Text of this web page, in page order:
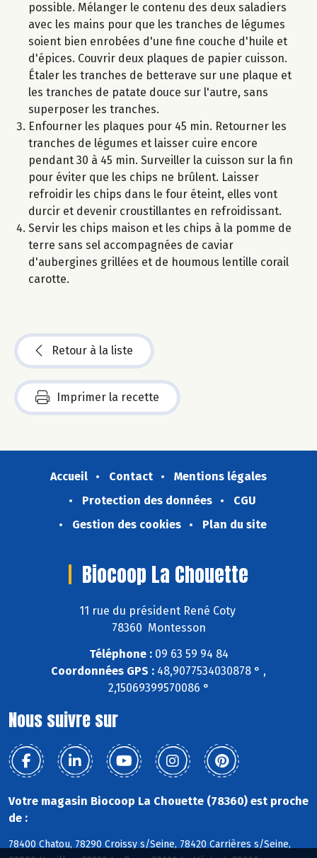
possible. Mélanger le contenu des deux saladiers
avec les mains pour que les tranches de légumes
soient bien enrobées d'une fine couche d'huile et
d'épices. Couvrir deux plaques de papier cuisson.
Étaler les tranches de betterave sur une plaque et
les tranches de patate douce sur l'autre, sans
superposer les tranches.
Enfourner les plaques pour 45 min. Retourner les
tranches de légumes et laisser cuire encore
pendant 30 à 45 min. Surveiller la cuisson sur la fin
pour éviter que les chips ne brûlent. Laisser
refroidir les chips dans le four éteint, elles vont
durcir et devenir croustillantes en refroidissant.
Servir les chips maison et les chips à la pomme de
terre sans sel accompagnées de caviar
d'aubergines grillées et de houmous lentille corail
carotte.
Retour à la liste
Imprimer la recette
Accueil Contact
Mentions légales
Protection des données
CGU
Gestion des cookies
Plan du site
Biocoop La Chouette
11 rue du président René Coty
78360 Montesson
Téléphone :09 63 59 94 84
Coordonnées GPS : 48,9077534030878 ° ,
2,15069399570086 °
Nous suivre sur
Votre magasin Biocoop La Chouette (78360) est proche
de :
78400 Chatou, 78290 Croissy s/Seine, 78420 Carrières s/Seine,